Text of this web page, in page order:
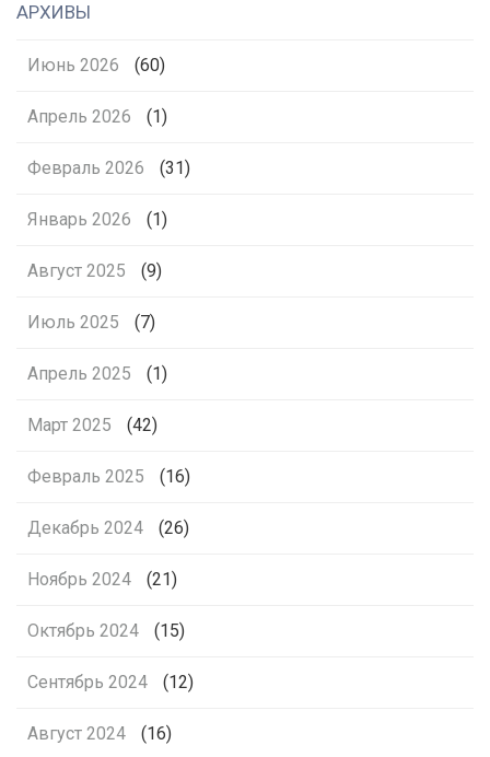
АРХИВЫ
Июнь 2026 (60)
Апрель 2026 (1)
Февраль 2026 (31)
Январь 2026 (1)
Август 2025 (9)
Июль 2025 (7)
Апрель 2025 (1)
Март 2025 (42)
Февраль 2025 (16)
Декабрь 2024 (26)
Ноябрь 2024 (21)
Октябрь 2024 (15)
Сентябрь 2024 (12)
Август 2024 (16)